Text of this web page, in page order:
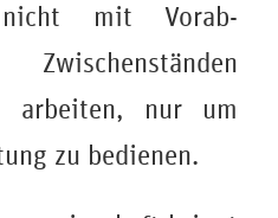
nicht mit Vorab-
Zwischenständen
arbeiten, nur um
zu bedienen.